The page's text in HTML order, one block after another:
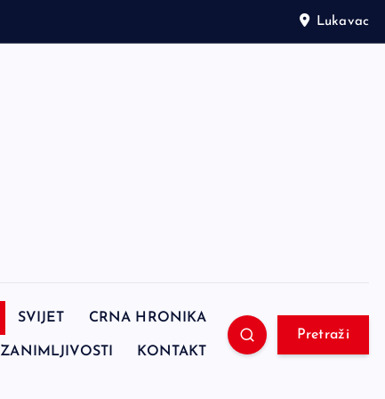
Lukavac
SVIJET CRNA HRONIKA
ZANIMLJIVOSTI KONTAKT
Pretraži